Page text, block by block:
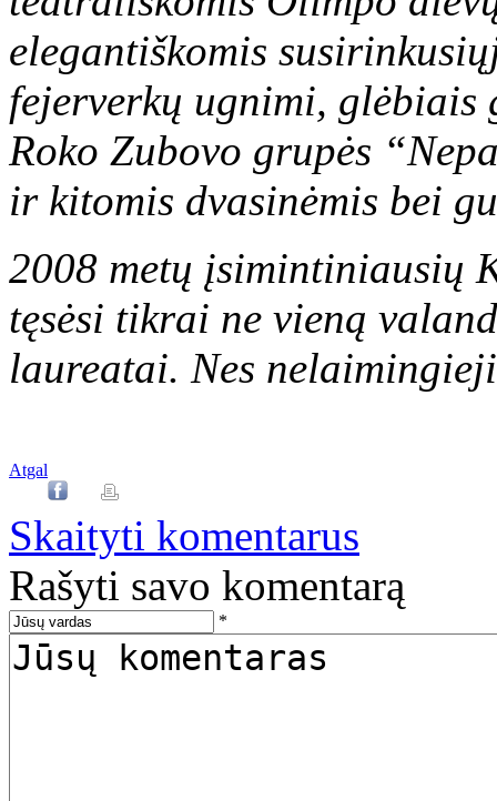
elegantiškomis
fejerverkų ugnimi,
Roko Zubovo grupės
ir kitomis dvasinėmis bei
2008 metų įsimintiniausių
tęsėsi tikrai ne vieną
laureatai. Nes
Atgal
Skaityti komentarus
Rašyti savo komentarą
*